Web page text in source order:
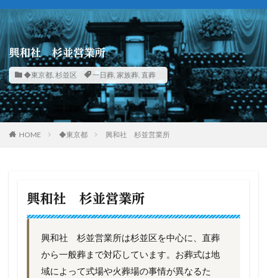
興和社 杉並営業所
◆東京都, 杉並区 一日葬, 家族葬, 直葬
HOME ◆東京都 興和社 杉並営業所
興和社 杉並営業所
興和社 杉並営業所は杉並区を中心に、直葬
から一般葬まで対応しています。お葬式は地
域によって式場や火葬場の事情が異なるた